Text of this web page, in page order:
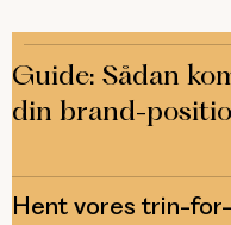
Guide: Sådan
din brand-
Hent vores trin-